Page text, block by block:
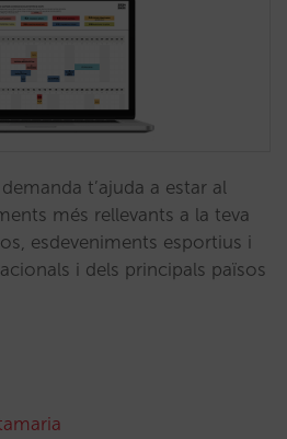
t’ajuda a estar al
més rellevants a la teva
esdeveniments esportius i
i dels principals països